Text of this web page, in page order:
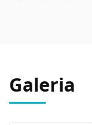
Galeria